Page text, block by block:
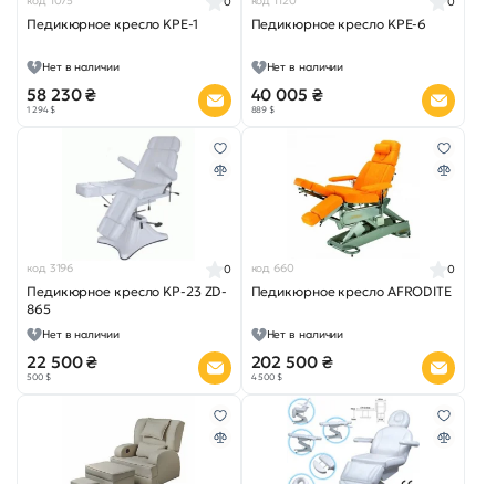
Педикюрное кресло KPE-1
Нет в наличии
58 230 ₴
1 294 $
Педикюрное кресло KPE-6
Нет в наличии
40 005 ₴
889 $
код 3196
Педикюрное кресло KP-23 ZD-
865
0
Нет в наличии
22 500 ₴
500 $
код 660
Педикюрное кресло AFRODITE
0
Нет в наличии
202 500 ₴
4 500 $